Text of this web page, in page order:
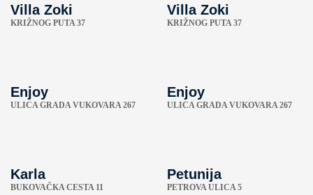
Villa Zoki
KRIŽNOG PUTA 37
Villa Zoki
KRIŽNOG PUTA 37
Enjoy
ULICA GRADA VUKOVARA 267
Enjoy
ULICA GRADA VUKOVARA 267
Karla
BUKOVAČKA CESTA 11
Petunija
PETROVA ULICA 5